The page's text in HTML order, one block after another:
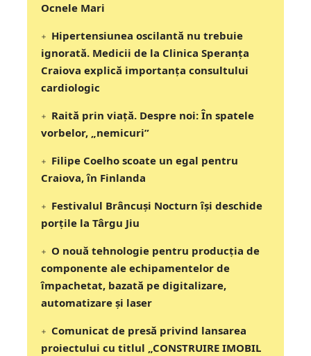
Ocnele Mari
Hipertensiunea oscilantă nu trebuie
ignorată. Medicii de la Clinica Speranța
Craiova explică importanța consultului
cardiologic
Raită prin viață. Despre noi: În spatele
vorbelor, „nemicuri”
Filipe Coelho scoate un egal pentru
Craiova, în Finlanda
Festivalul Brâncuși Nocturn își deschide
porțile la Târgu Jiu
O nouă tehnologie pentru producția de
componente ale echipamentelor de
împachetat, bazată pe digitalizare,
automatizare și laser
Comunicat de presă privind lansarea
proiectului cu titlul „CONSTRUIRE IMOBIL